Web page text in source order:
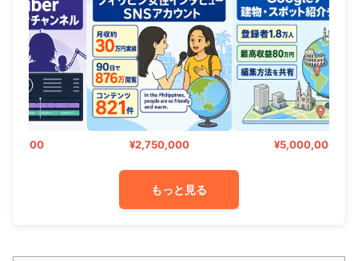
¥2,750,000 ¥5,000,000
もっと見る